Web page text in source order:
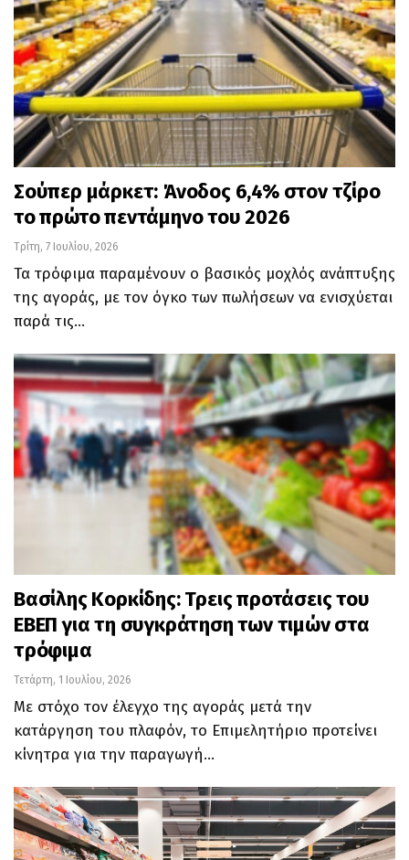
Σούπερ μάρκετ: Άνοδος 6,4% στον τζίρο
το πρώτο πεντάμηνο του 2026
Τρίτη, 7 Ιουλίου, 2026
Τα τρόφιμα παραμένουν ο βασικός μοχλός ανάπτυξης
της αγοράς, με τον όγκο των πωλήσεων να ενισχύεται
παρά τις…
Βασίλης Κορκίδης: Τρεις προτάσεις του
ΕΒΕΠ για τη συγκράτηση των τιμών στα
τρόφιμα
Τετάρτη, 1 Ιουλίου, 2026
Με στόχο τον έλεγχο της αγοράς μετά την
κατάργηση του πλαφόν, το Επιμελητήριο προτείνει
κίνητρα για την παραγωγή…